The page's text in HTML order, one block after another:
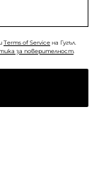
Terms of Service на Гугъл.
за поверителност